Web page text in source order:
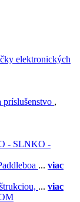
elektronických
príslušenstvo ,
- SLNKO -
... viac
... viac